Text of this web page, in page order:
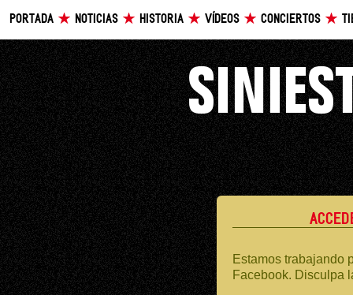
PORTADA NOTICIAS HISTORIA VÍDEOS CONCIERTOS
Estamos trabajando
Facebook. Disculpa